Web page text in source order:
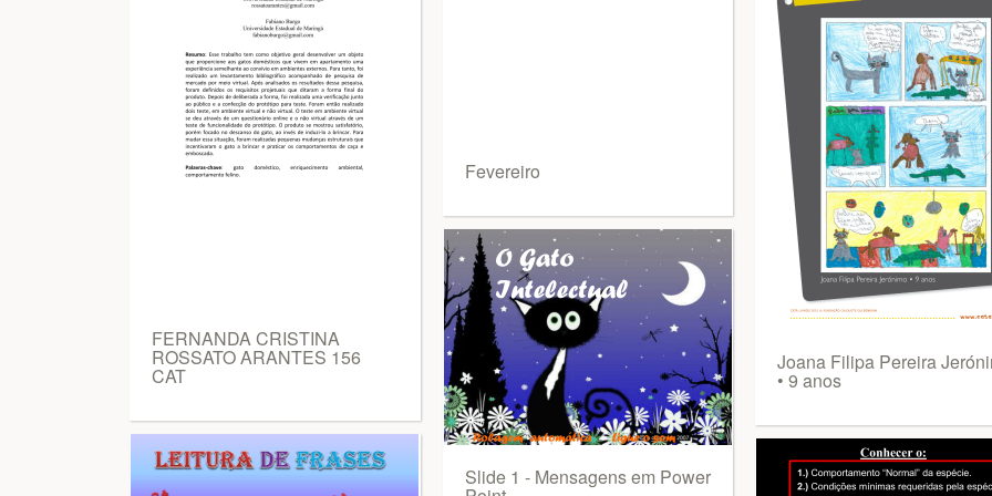
FERNANDA CRISTINA
ROSSATO ARANTES 156
CAT
Fevereiro
Slide 1 - Mensagens em Power
Joana Filipa Pereira
• 9 anos